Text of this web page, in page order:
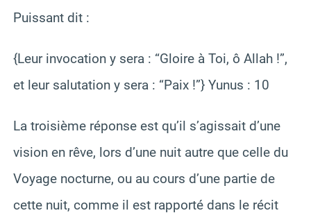
Puissant dit :
{Leur invocation y sera : “Gloire à Toi, ô Allah !”,
et leur salutation y sera : “Paix !”} Yunus : 10
La troisième réponse est qu’il s’agissait d’une
vision en rêve, lors d’une nuit autre que celle du
Voyage nocturne, ou au cours d’une partie de
cette nuit, comme il est rapporté dans le récit